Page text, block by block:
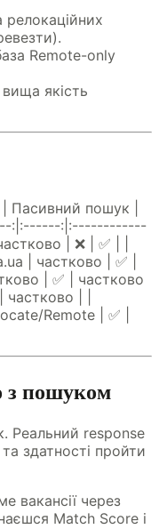
Remote-only
якість
Пасивний пошук |
:|:------:|:------------
| ❌ | ✅ | |
| частково | ✅ |
| ✅ | частково
частково | |
Remote | ✅ |
з пошуком
response
здатності пройти
вакансії через
Match Score і